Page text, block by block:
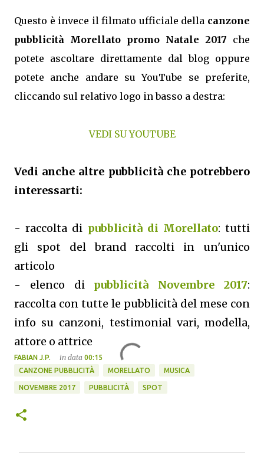
Questo è invece il filmato ufficiale della canzone
pubblicità Morellato promo Natale 2017 che
potete ascoltare direttamente dal blog oppure
potete anche andare su YouTube se preferite,
cliccando sul relativo logo in basso a destra:
VEDI SU YOUTUBE
Vedi anche altre pubblicità che potrebbero
interessarti:
- raccolta di pubblicità di Morellato: tutti
gli spot del brand raccolti in un'unico
articolo
- elenco di pubblicità Novembre 2017:
raccolta con tutte le pubblicità del mese con
info su canzoni, testimonial vari, modella,
attore o attrice
FABIAN J.P. in data 00:15
CANZONE PUBBLICITÀ
MORELLATO MUSICA
NOVEMBRE 2017 PUBBLICITÀ SPOT